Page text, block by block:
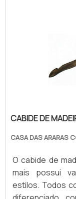
variedade, visto
CABIDE DE
CASA DAS ARARAS
O cabide de
mais possui
estilos. Todos